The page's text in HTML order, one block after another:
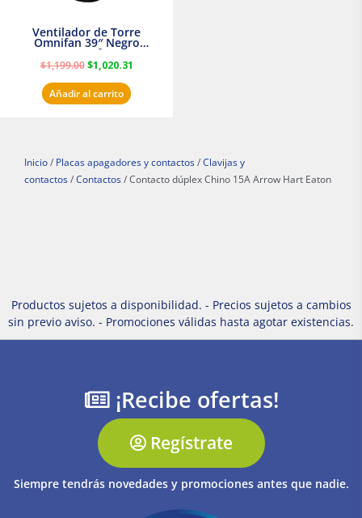
Ventilador de Torre
Omnifan 39″ Negro
Masterfan
$1,199.00 $1,020.31
Añadir al carrito
Inicio / Placas apagadores y contactos / Clavijas y
contactos / Contactos / Contacto dúplex Chino 15A Arrow Hart Eaton
Productos sujetos a disponibilidad. - Precios sujetos a cambios
sin previo aviso. - Promociones válidas hasta agotar existencias.
¡Recibe ofertas!
Regístrate
Siempre tendrás novedades y promociones antes que nadie.